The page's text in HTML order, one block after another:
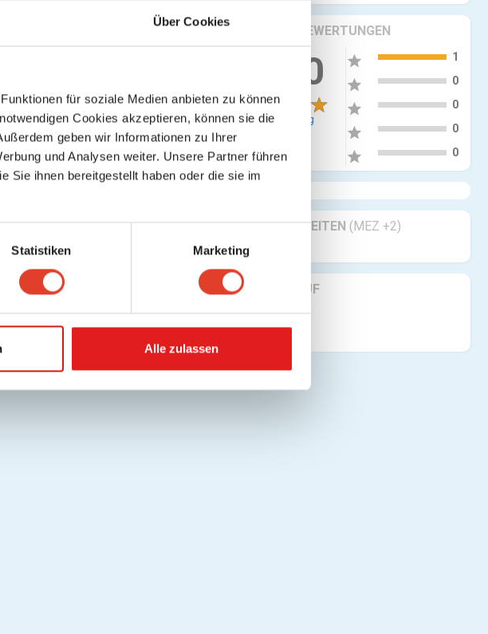
Über Cookies
für soziale Medien anbieten zu können
Cookies akzeptieren, können sie die
geben wir Informationen zu Ihrer
und Analysen weiter. Unsere Partner führen
Sie ihnen bereitgestellt haben oder die sie im
Statistiken Marketing
Alle zulassen
KRITIKEN & BEWERTUNGEN
5.00
1 Bewertung
star 1
star 0
star 0
star 0
star 0
GESCHÄFTSZEITEN (MEZ +2)
Geöffnet 24/7
FINDE UNS AUF
Unternehmen zu erstellen